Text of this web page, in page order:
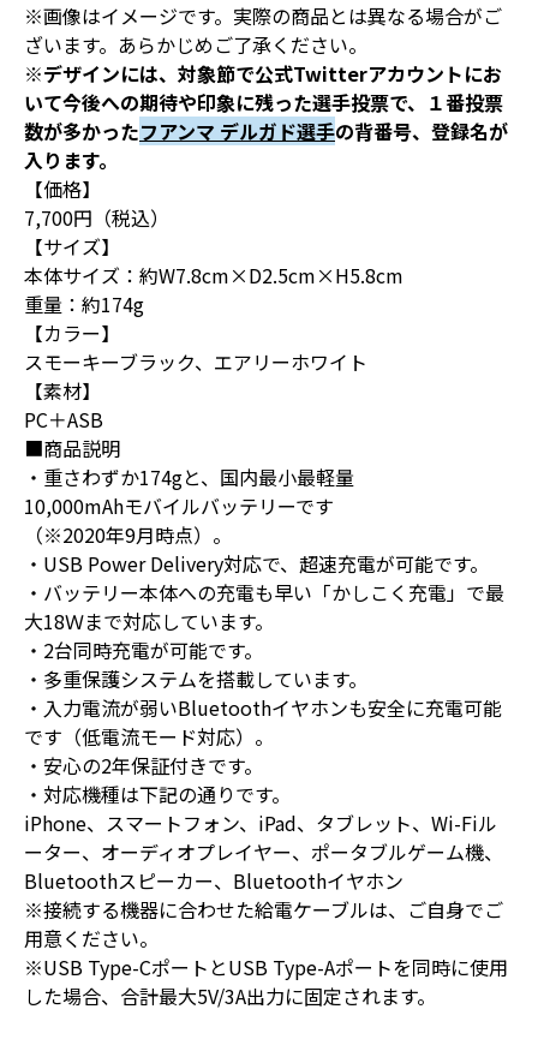
※画像はイメージです。実際の商品とは異なる場合がご
ざいます。あらかじめご了承ください。
※デザインには、対象節で公式Twitterアカウントにお
いて今後への期待や印象に残った選手投票で、１番投票
数が多かったフアンマ デルガド選手の背番号、登録名が
入ります。
【価格】
7,700円（税込）
【サイズ】
本体サイズ：約W7.8cm×D2.5cm×H5.8cm
重量：約174g
【カラー】
スモーキーブラック、エアリーホワイト
【素材】
PC＋ASB
■商品説明
・重さわずか174gと、国内最小最軽量
10,000mAhモバイルバッテリーです
（※2020年9月時点）。
・USB Power Delivery対応で、超速充電が可能です。
・バッテリー本体への充電も早い「かしこく充電」で最
大18Ｗまで対応しています。
・2台同時充電が可能です。
・多重保護システムを搭載しています。
・入力電流が弱いBluetoothイヤホンも安全に充電可能
です（低電流モード対応）。
・安心の2年保証付きです。
・対応機種は下記の通りです。
iPhone、スマートフォン、iPad、タブレット、Wi-Fiル
ーター、オーディオプレイヤー、ポータブルゲーム機、
Bluetoothスピーカー、Bluetoothイヤホン
※接続する機器に合わせた給電ケーブルは、ご自身でご
用意ください。
※USB Type-CポートとUSB Type-Aポートを同時に使用
した場合、合計最大5V/3A出力に固定されます。